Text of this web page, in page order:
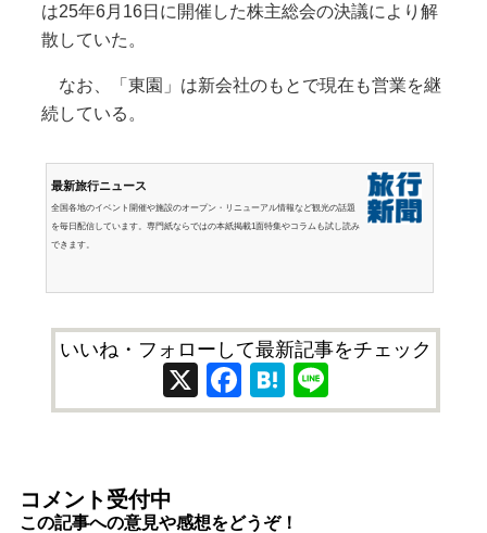
は25年6月16日に開催した株主総会の決議により解
散していた。
なお、「東園」は新会社のもとで現在も営業を継
続している。
最新旅行ニュース
全国各地のイベント開催や施設のオープン・リニューアル情報など観光の話題
を毎日配信しています。専門紙ならではの本紙掲載1面特集やコラムも試し読み
できます。
いいね・フォローして最新記事をチェック
X Facebook
Hatena
コメント受付中
この記事への意見や感想をどうぞ！